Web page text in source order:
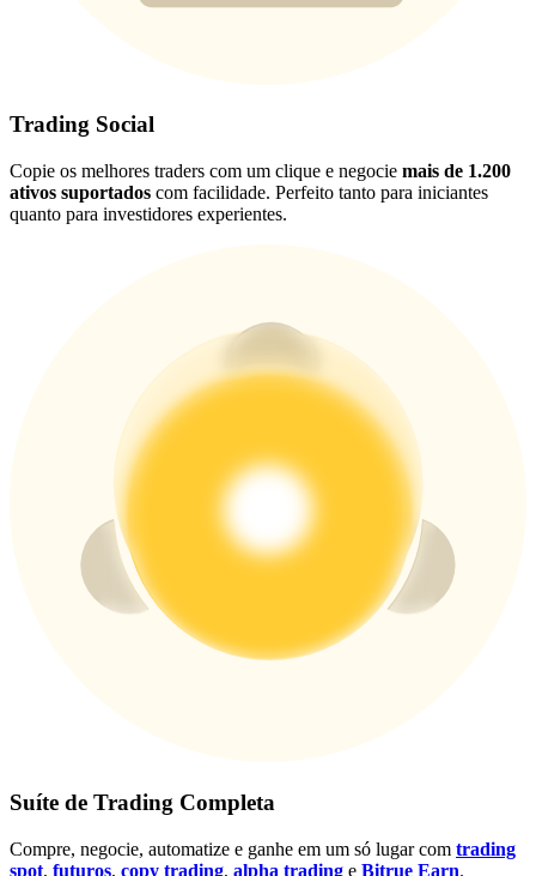
USDT Flexible Staking | Daily Rewards
BTC New User Exclusive: 6.5% APR
Mais eventos
Ganhe prêmios e recompensas exclusivas
Centro de recompensas
Trading Social
Copie os melhores traders com um clique e negocie mais de 1.200
ativos suportados com facilidade. Perfeito tanto para iniciantes
quanto para investidores experientes.
Suíte de Trading Completa
Compre, negocie, automatize e ganhe em um só lugar com trading
spot, futuros, copy trading, alpha trading e Bitrue Earn.